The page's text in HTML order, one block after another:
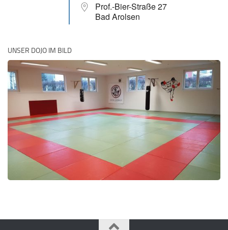
Prof.-Bier-Straße 27
Bad Arolsen
UNSER DOJO IM BILD